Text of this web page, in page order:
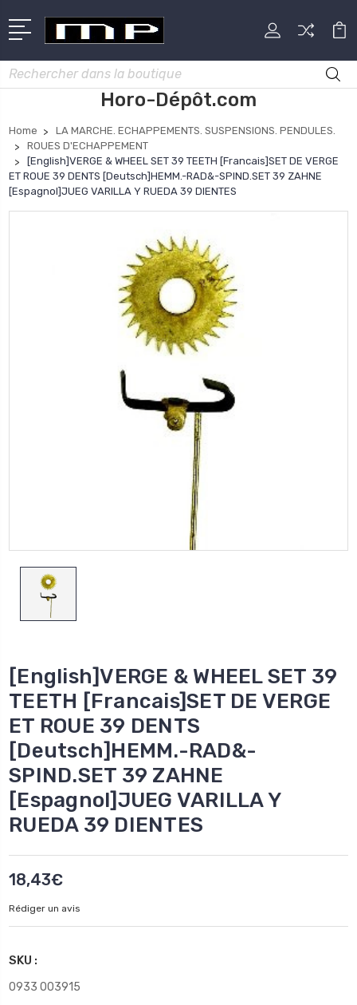
Rechercher
Horo-Dépôt.com
Home
LA MARCHE. ECHAPPEMENTS. SUSPENSIONS. PENDULES.
ROUES D'ECHAPPEMENT
[English]VERGE & WHEEL SET 39 TEETH [Francais]SET DE VERGE
ET ROUE 39 DENTS [Deutsch]HEMM.-RAD&-SPIND.SET 39 ZAHNE
[Espagnol]JUEG VARILLA Y RUEDA 39 DIENTES
[English]VERGE & WHEEL SET 39
TEETH [Francais]SET DE VERGE
ET ROUE 39 DENTS
[Deutsch]HEMM.-RAD&-
SPIND.SET 39 ZAHNE
[Espagnol]JUEG VARILLA Y
RUEDA 39 DIENTES
18,43€
Rédiger un avis
SKU :
0933 003915